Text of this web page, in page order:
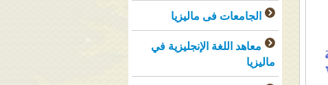
الجامعات فى ماليزيا
معاهد اللغة الإنجليزية في
ماليزيا